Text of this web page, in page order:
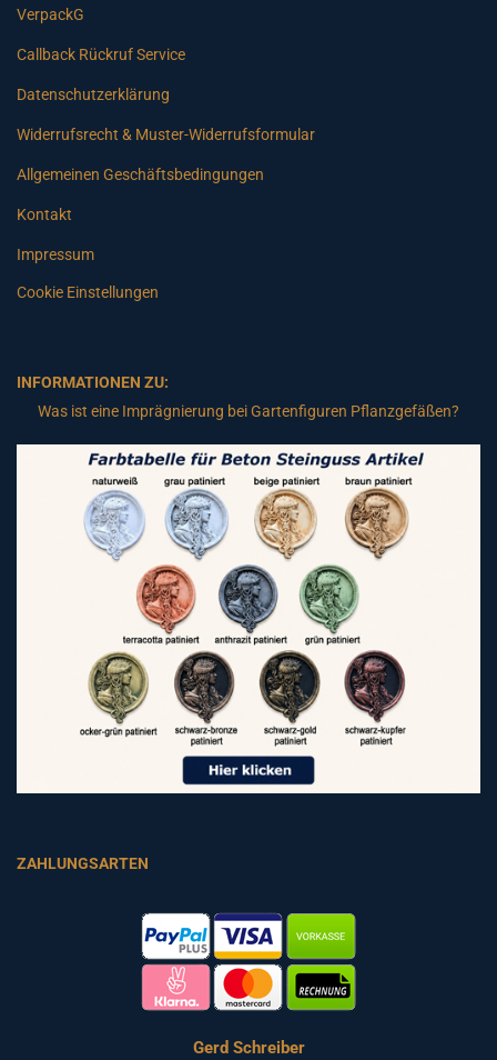
VerpackG
Callback Rückruf Service
Datenschutzerklärung
Widerrufsrecht & Muster-Widerrufsformular
Allgemeinen Geschäftsbedingungen
Kontakt
Impressum
Cookie Einstellungen
INFORMATIONEN ZU:
Was ist eine Imprägnierung bei Gartenfiguren Pflanzgefäßen?
ZAHLUNGSARTEN
Gerd Schreiber